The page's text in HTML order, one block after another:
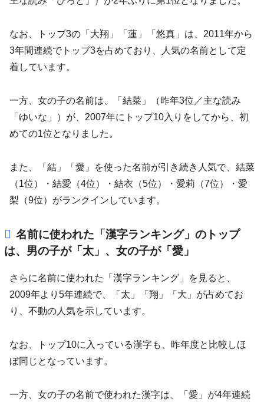
なお、トップ3の「大翔」「蓮」「悠真」は、2011年から
3年間連続でトップ3を占めており、人気の名前として定
着しています。
一方、女の子の名前は、「結菜」（昨年3位／主な読み
「ゆいな」）が、2007年にトップ10入りをしてから、初
めての1位となりました。
また、「結」「愛」を使った名前が引き続き人気で、結菜
（1位）・結愛（4位）・結衣（5位）・愛莉（7位）・愛
梨（9位）がランクインしています。
名前に使われた「漢字ランキング」のトップ
は、男の子が「太」、女の子が「愛」
さらに名前に使われた「漢字ランキング」を見ると、
2009年より5年連続で、「太」「翔」「大」が占めてお
り、不動の人気を示しています。
なお、トップ10に入っている漢字も、昨年度と比較しほ
ぼ同じとなっています。
一方、女の子の名前で使われた漢字は、「愛」が4年連続